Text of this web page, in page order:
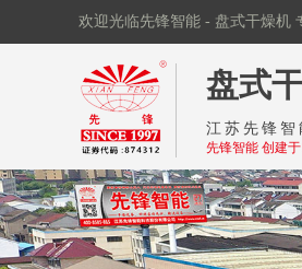
欢迎光临先锋智能 - 盘式干燥机
江苏先锋智能
科技股份有限
盘式
江苏先锋
先锋智能 创建于